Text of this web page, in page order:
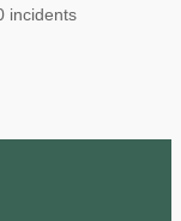
incidents